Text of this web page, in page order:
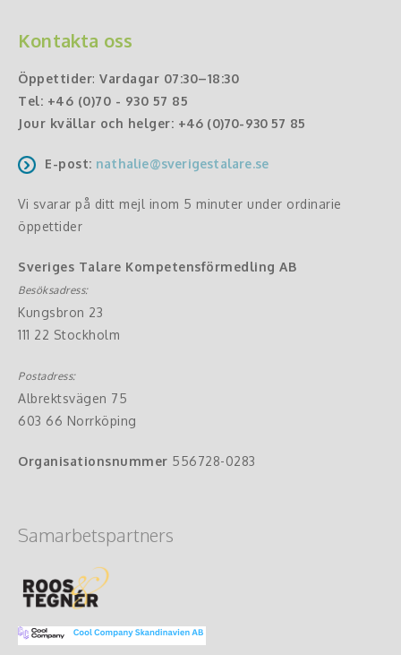
Kontakta oss
Öppettider: Vardagar 07:30–18:30
Tel: +46 (0)70 - 930 57 85
Jour kvällar och helger: +46 (0)70-930 57 85
E-post: nathalie@sverigestalare.se
Vi svarar på ditt mejl inom 5 minuter under ordinarie
öppettider
Sveriges Talare Kompetensförmedling AB
Besöksadress:
Kungsbron 23
111 22 Stockholm
Postadress:
Albrektsvägen 75
603 66 Norrköping
Organisationsnummer 556728-0283
Samarbetspartners